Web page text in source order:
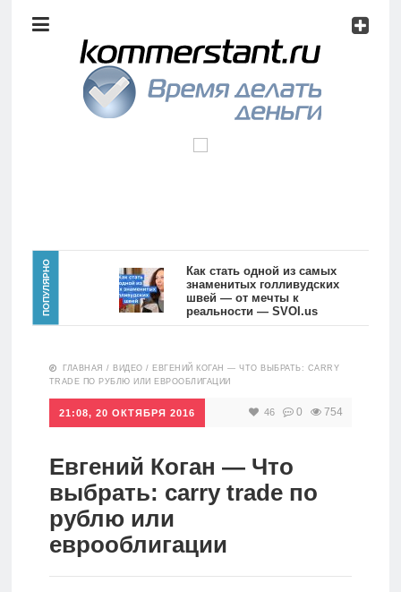
анализ
Видео
Сделано
Главная
Новости
Аналитика
Инвестиции
Дивиденды
Волновой
ПОПУЛЯРНО
Как стать одной из самых
знаменитых голливудских
швей — от мечты к
реальности — SVOI.us
10559
ГЛАВНАЯ / ВИДЕО / ЕВГЕНИЙ КОГАН — ЧТО ВЫБРАТЬ: CARRY
TRADE ПО РУБЛЮ ИЛИ ЕВРООБЛИГАЦИИ
21:08, 20 ОКТЯБРЯ 2016 46 0 754
Евгений Коган — Что
выбрать: carry trade по
рублю или
еврооблигации